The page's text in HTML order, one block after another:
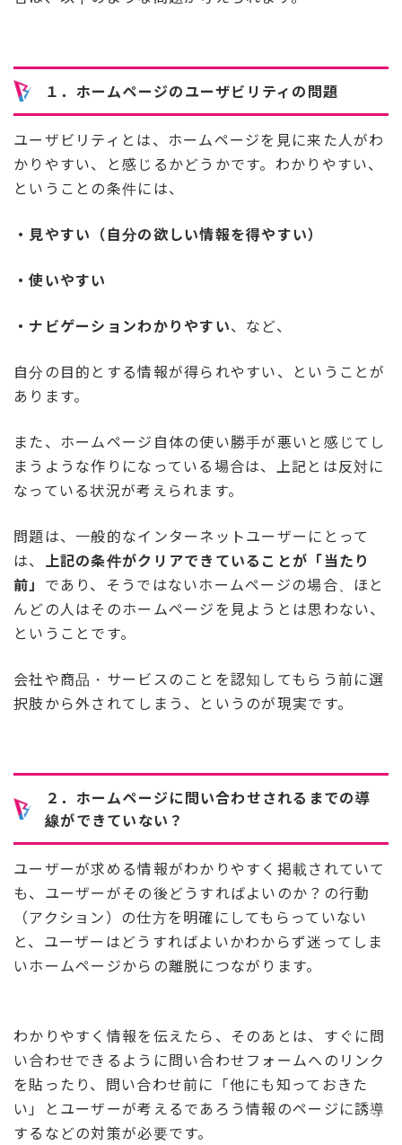
１．ホームページのユーザビリティの問題
ユーザビリティとは、ホームページを見に来た人がわ
かりやすい、と感じるかどうかです。わかりやすい、
ということの条件には、
・見やすい（自分の欲しい情報を得やすい）
・使いやすい
・ナビゲーションわかりやすい、など、
自分の目的とする情報が得られやすい、ということが
あります。
また、ホームページ自体の使い勝手が悪いと感じてし
まうような作りになっている場合は、上記とは反対に
なっている状況が考えられます。
問題は、一般的なインターネットユーザーにとって
は、 上記の条件がクリアできていることが「当たり
前」 であり、そうではないホームページの場合、ほと
んどの人はそのホームページを見ようとは思わない、
ということです。
会社や商品・サービスのことを認知してもらう前に選
択肢から外されてしまう、というのが現実です。
２．ホームページに問い合わせされるまでの導
線ができていない？
ユーザーが求める情報がわかりやすく掲載されていて
も、ユーザーがその後どうすればよいのか？の行動
（アクション）の仕方を明確にしてもらっていない
と、ユーザーはどうすればよいかわからず迷ってしま
いホームページからの離脱につながります。
わかりやすく情報を伝えたら、そのあとは、すぐに問
い合わせできるように問い合わせフォームへのリンク
を貼ったり、問い合わせ前に「他にも知っておきた
い」とユーザーが考えるであろう情報のページに誘導
するなどの対策が必要です。